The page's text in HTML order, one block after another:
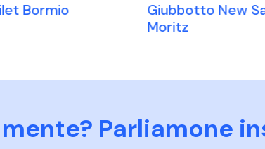
Bormio
Giubbotto New
Moritz
Parliamone